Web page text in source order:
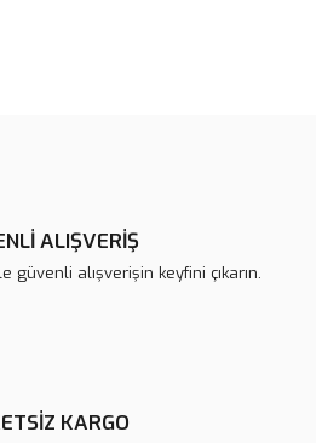
bulunuyor.
ALIŞVERİŞ
güvenli alışverişin keyfini çıkarın.
KARGO